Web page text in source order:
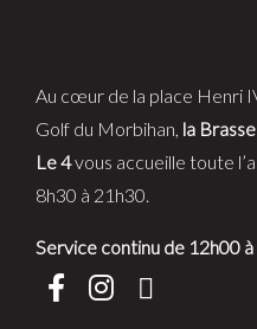
Au cœur de la place Henri
Golf du Morbihan, la
Le 4vous accueille toute
8h30 à 21h30.
Service continu de 12h00